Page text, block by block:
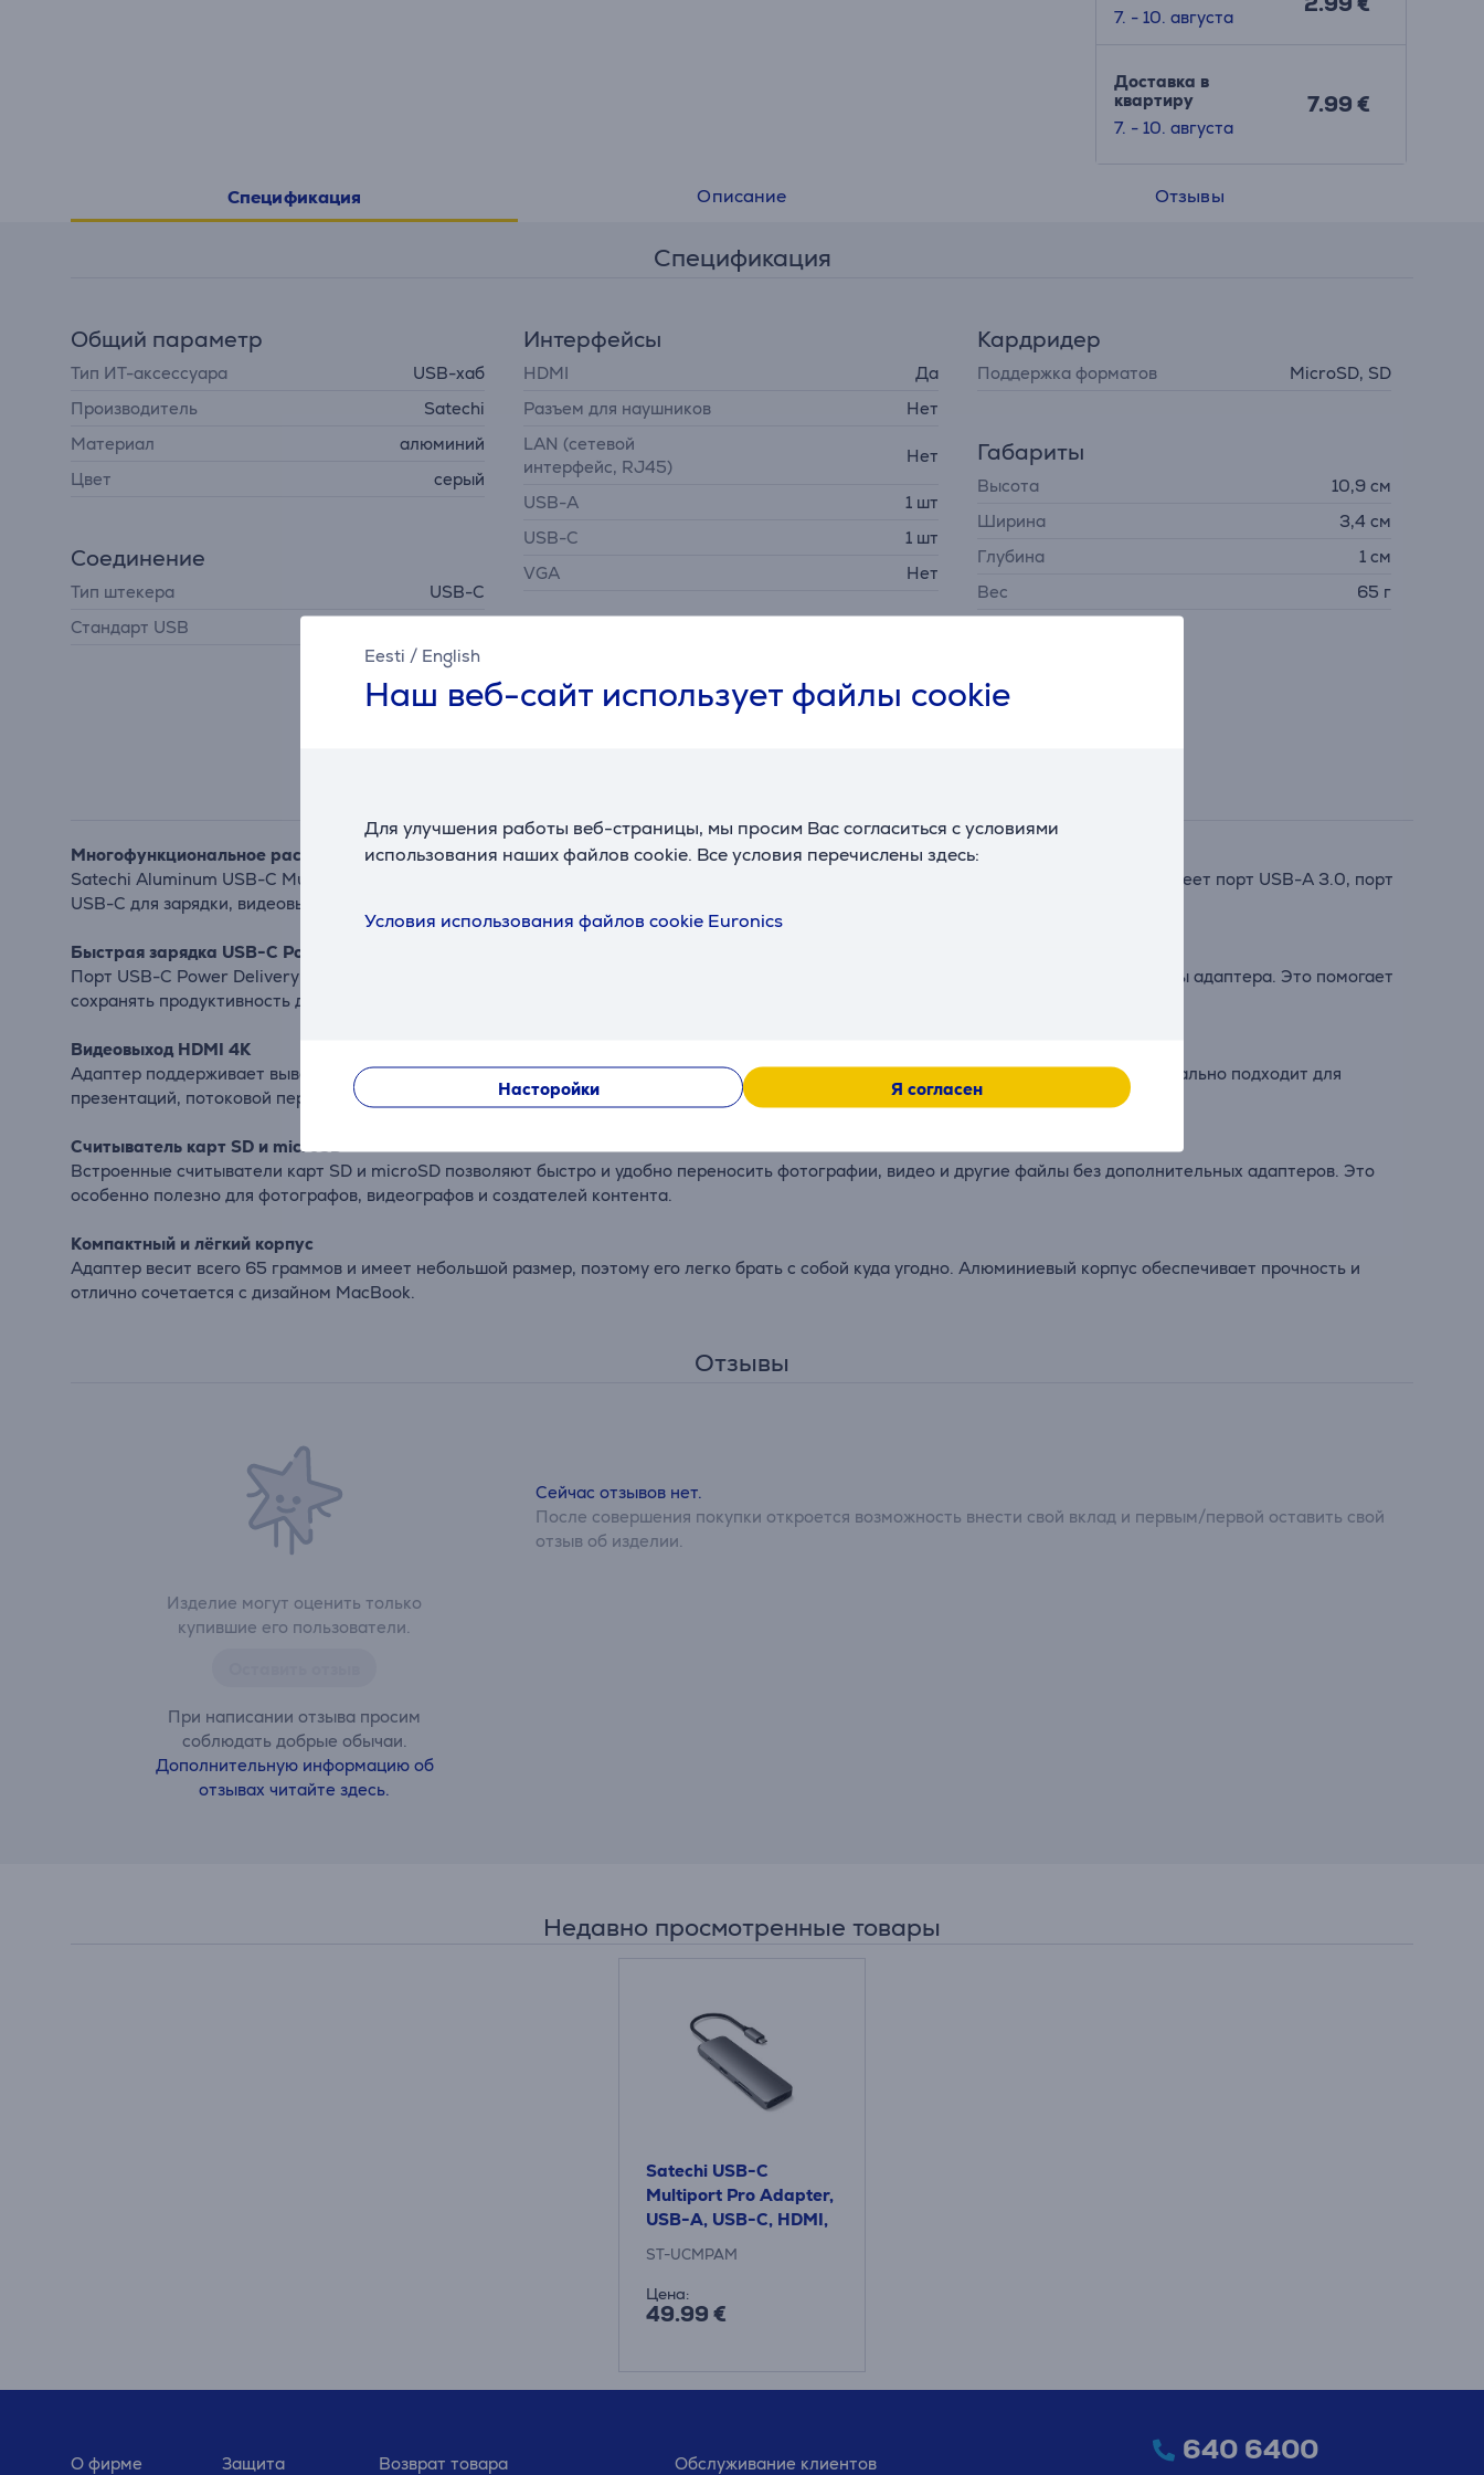
Eesti / English
Наш веб-сайт использует файлы cookie
Для улучшения работы веб-страницы, мы просим Вас согласиться с условиями
использования наших файлов cookie. Все условия перечислены здесь:
Условия использования файлов cookie Euronics
Насторойки Я согласен
7. - 10. августа
Доставка в
квартиру
7. - 10. августа
7.99 €
Спецификация Описание Отзывы
Спецификация
Общий параметр
Тип ИТ-аксессуара
USB-хаб
Производитель
Satechi
Материал
алюминий
Цвет
серый
Соединение
Тип штекера
USB-C
Стандарт USB
Интерфейсы
HDMI
Да
Разъем для наушников
Нет
LAN (сетевой
интерфейс, RJ45)
Нет
USB-A
1 шт
USB-C
1 шт
VGA
Нет
Кардридер
Поддержка форматов MicroSD, SD
Габариты
Высота
10,9 см
Ширина
3,4 см
Глубина
1 см
Вес
65 г
Многофункциональное расширение подключений
Satechi Aluminum USB-C Multiport Pro Adapter позволяет расширить один порт USB-C несколькими важными разъёмами. Адаптер имеет порт USB-A 3.0, порт
USB-C для зарядки, видеовыход HDMI и считыватели карт SD/microSD, обеспечивая удобное подключение разных устройств.
Быстрая зарядка USB-C Power Delivery
Порт USB-C Power Delivery обеспечивает мощность до 60 Вт, что позволяет заряжать ноутбук, одновременно используя другие порты адаптера. Это помогает
сохранять продуктивность даже в напряжённые рабочие дни.
Видеовыход HDMI 4K
Адаптер поддерживает вывод видео 4K с частотой обновления 30 Гц, обеспечивая чёткое и детализированное изображение. Это идеально подходит для
презентаций, потоковой передачи видео или подключения дополнительного монитора.
Считыватель карт SD и microSD
Встроенные считыватели карт SD и microSD позволяют быстро и удобно переносить фотографии, видео и другие файлы без дополнительных адаптеров. Это
особенно полезно для фотографов, видеографов и создателей контента.
Компактный и лёгкий корпус
Адаптер весит всего 65 граммов и имеет небольшой размер, поэтому его легко брать с собой куда угодно. Алюминиевый корпус обеспечивает прочность и
отлично сочетается с дизайном MacBook.
Отзывы
Изделие могут оценить только
купившие его пользователи.
При написании отзыва просим
соблюдать добрые обычаи.
Дополнительную информацию об
отзывах читайте здесь.
Сейчас отзывов нет.
После совершения покупки откроется возможность внести свой вклад и первым/первой оставить свой
отзыв об изделии.
Недавно просмотренные товары
Satechi USB-C
Multiport Pro Adapter,
USB-A, USB-C, HDMI,
SD, microSD, серый -
ST-UCMPAM
Цена:
49.99 €
О фирме Защита Возврат товара Обслуживание клиентов 640 6400